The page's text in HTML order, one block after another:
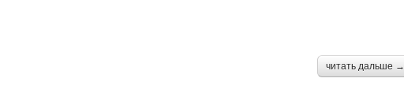
читать дальше →